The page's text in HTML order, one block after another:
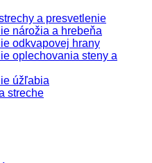
a presvetlenie
nárožia a hrebeňa
odkvapovej hrany
oplechovania steny a
úžľabia
streche